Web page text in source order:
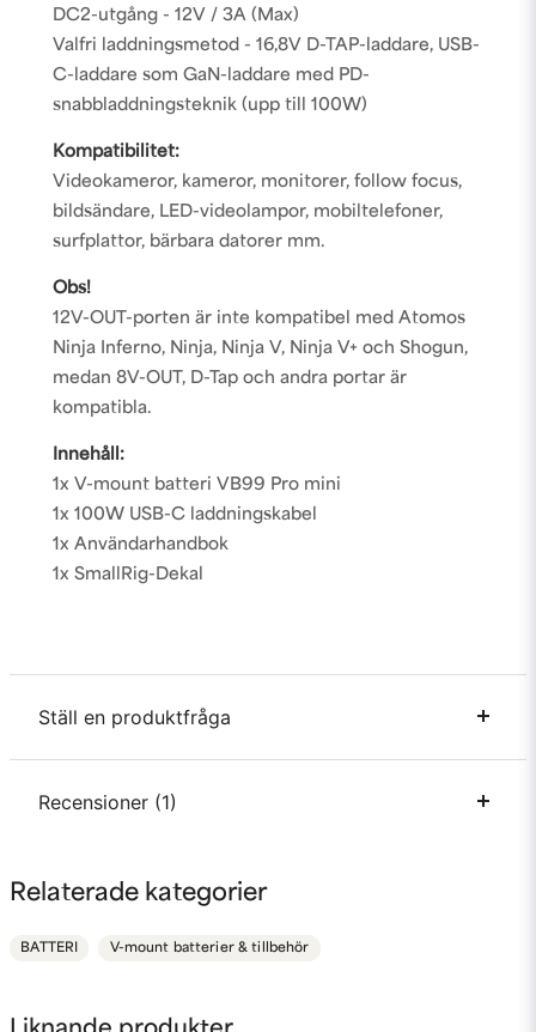
DC2-utgång - 12V / 3A (Max)
Valfri laddningsmetod - 16,8V D-TAP-laddare, USB-
C-laddare som GaN-laddare med PD-
snabbladdningsteknik (upp till 100W)
Kompatibilitet:
Videokameror, kameror, monitorer, follow focus,
bildsändare, LED-videolampor, mobiltelefoner,
surfplattor, bärbara datorer mm.
Obs!
12V-OUT-porten är inte kompatibel med Atomos
Ninja Inferno, Ninja, Ninja V, Ninja V+ och Shogun,
medan 8V-OUT, D-Tap och andra portar är
kompatibla.
Innehåll:
1x V-mount batteri VB99 Pro mini
1x 100W USB-C laddningskabel
1x Användarhandbok
1x SmallRig-Dekal
Ställ en produktfråga
question
Fråga oss något om denna produkten...
email
Mejladress
Recensioner (1)
Marius
Relaterade kategorier
BATTERI V-mount batterier & tillbehör